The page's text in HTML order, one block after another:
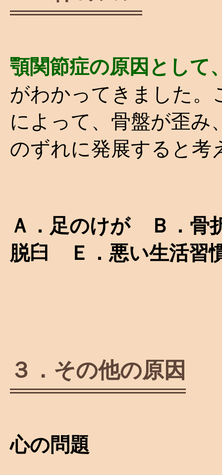
顎関節症の原因として
がわかってきました。
によって、骨盤が歪
のずれに発展すると考
Ａ．足のけが Ｂ．
脱臼 Ｅ．悪い生活習
３．その他の原因
心の問題